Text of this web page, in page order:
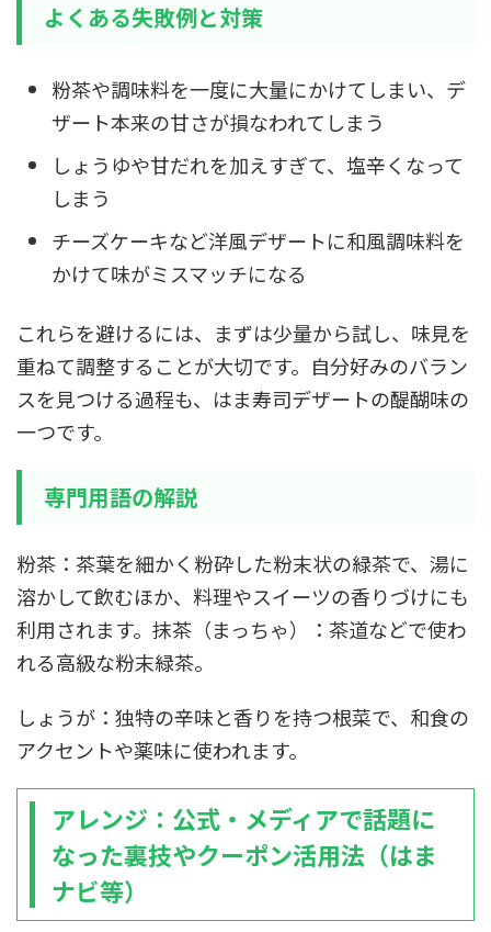
よくある失敗例と対策
粉茶や調味料を一度に大量にかけてしまい、デ
ザート本来の甘さが損なわれてしまう
しょうゆや甘だれを加えすぎて、塩辛くなって
しまう
チーズケーキなど洋風デザートに和風調味料を
かけて味がミスマッチになる
これらを避けるには、まずは少量から試し、味見を
重ねて調整することが大切です。自分好みのバラン
スを見つける過程も、はま寿司デザートの醍醐味の
一つです。
専門用語の解説
粉茶：茶葉を細かく粉砕した粉末状の緑茶で、湯に
溶かして飲むほか、料理やスイーツの香りづけにも
利用されます。抹茶（まっちゃ）：茶道などで使わ
れる高級な粉末緑茶。
しょうが：独特の辛味と香りを持つ根菜で、和食の
アクセントや薬味に使われます。
アレンジ：公式・メディアで話題に
なった裏技やクーポン活用法（はま
ナビ等）